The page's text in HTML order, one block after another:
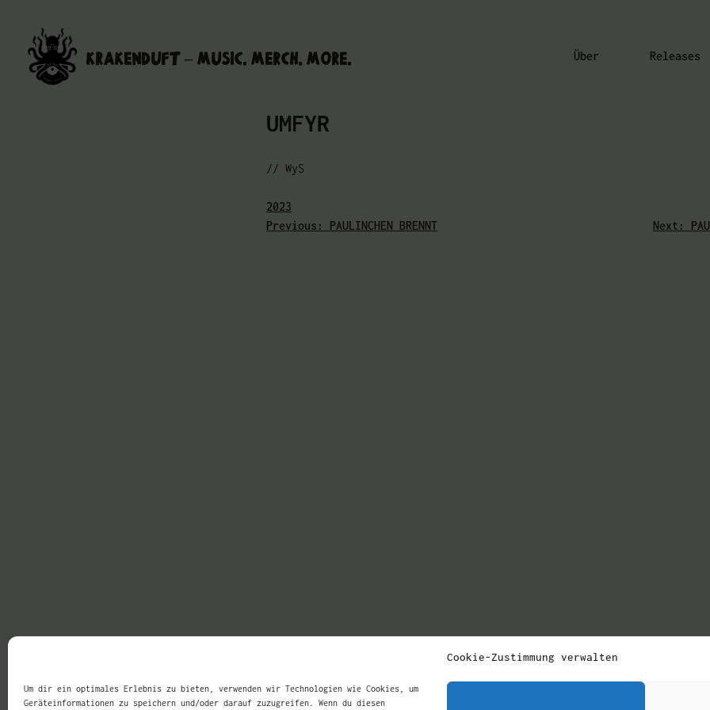
Cookie-Zustimmung verwalten
Um dir ein optimales Erlebnis zu bieten, verwenden wir Technologien wie Cookies, um
Geräteinformationen zu speichern und/oder darauf zuzugreifen. Wenn du diesen
Skip
to
content
Krakenduft – MUSIC. MERCH. MORE. Über Releases
UMFYR
// WyS
2023
Beitragsnavigation
Previous: PAULINCHEN BRENNT Next: